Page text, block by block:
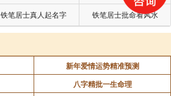
铁笔居士真人起名字 铁笔居士批命看风水
新年爱情运势精准预测
八字精批一生命理